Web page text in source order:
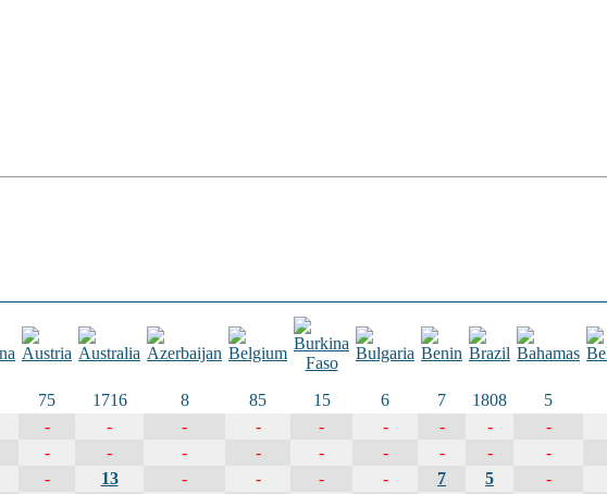
75 1716 8 85 15 6 7 1808
5
- - - - - - - -
-
- - - - - - - -
-
- 13 - - - - 7 5
-